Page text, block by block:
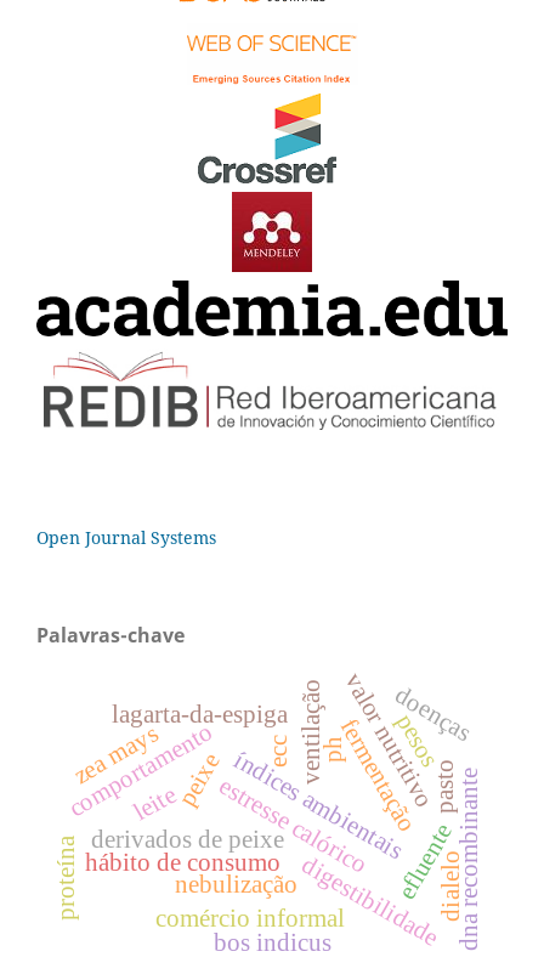
Open Journal Systems
Palavras-chave
peixe
derivados de peixe
hábito de consumo
comportamento
estresse calórico
índices ambientais
nebulização
ventilação
digestibilidade
efluente
fermentação
ph
proteína
lagarta-da-espiga
dna recombinante
zea mays valor nutritivo
pesos
pasto
comércio informal
doenças
leite
bos indicus
ecc
dialelo